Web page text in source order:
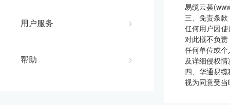
用户服务
帮助
易缆云荟
三、免责条款
任何用户因
对此概不负
任何单位或
及详细侵权
四、华通易
视为同意受